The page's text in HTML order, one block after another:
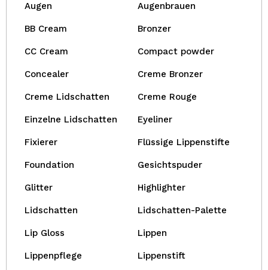
Augen Augenbrauen
BB Cream Bronzer
CC Cream Compact powder
Concealer Creme Bronzer
Creme Lidschatten Creme Rouge
Einzelne Lidschatten Eyeliner
Fixierer Flüssige Lippenstifte
Foundation Gesichtspuder
Glitter Highlighter
Lidschatten Lidschatten-Palette
Lip Gloss Lippen
Lippenpflege Lippenstift